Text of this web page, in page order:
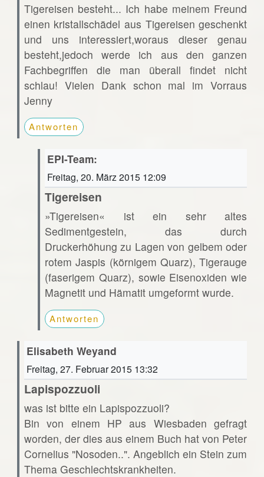
Tigereisen besteht... Ich habe meinem Freund
einen kristallschädel aus Tigereisen geschenkt
und uns interessiert,woraus dieser genau
besteht,jedoch werde ich aus den ganzen
Fachbegriffen die man überall findet nicht
schlau! Vielen Dank schon mal im Vorraus
Jenny
Antworten
EPI-Team:
Freitag, 20. März 2015 12:09
Tigereisen
»Tigereisen« ist ein sehr altes
Sedimentgestein, das durch
Druckerhöhung zu Lagen von gelbem oder
rotem Jaspis (körnigem Quarz), Tigerauge
(faserigem Quarz), sowie Eisenoxiden wie
Magnetit und Hämatit umgeformt wurde.
Antworten
Elisabeth Weyand
Freitag, 27. Februar 2015 13:32
Lapispozzuoli
was ist bitte ein Lapispozzuoli?
Bin von einem HP aus Wiesbaden gefragt
worden, der dies aus einem Buch hat von Peter
Cornelius "Nosoden..". Angeblich ein Stein zum
Thema Geschlechtskrankheiten.